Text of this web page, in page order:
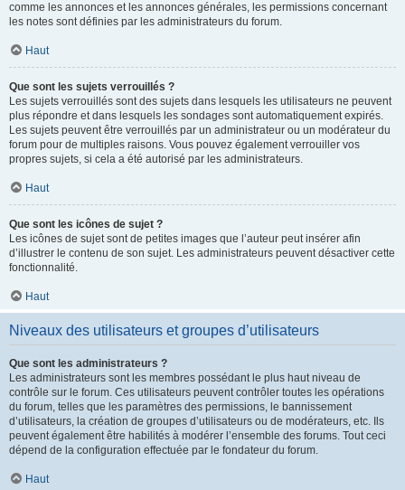
comme les annonces et les annonces générales, les permissions concernant
les notes sont définies par les administrateurs du forum.
Haut
Que sont les sujets verrouillés ?
Les sujets verrouillés sont des sujets dans lesquels les utilisateurs ne peuvent
plus répondre et dans lesquels les sondages sont automatiquement expirés.
Les sujets peuvent être verrouillés par un administrateur ou un modérateur du
forum pour de multiples raisons. Vous pouvez également verrouiller vos
propres sujets, si cela a été autorisé par les administrateurs.
Haut
Que sont les icônes de sujet ?
Les icônes de sujet sont de petites images que l’auteur peut insérer afin
d’illustrer le contenu de son sujet. Les administrateurs peuvent désactiver cette
fonctionnalité.
Haut
Niveaux des utilisateurs et groupes d’utilisateurs
Que sont les administrateurs ?
Les administrateurs sont les membres possédant le plus haut niveau de
contrôle sur le forum. Ces utilisateurs peuvent contrôler toutes les opérations
du forum, telles que les paramètres des permissions, le bannissement
d’utilisateurs, la création de groupes d’utilisateurs ou de modérateurs, etc. Ils
peuvent également être habilités à modérer l’ensemble des forums. Tout ceci
dépend de la configuration effectuée par le fondateur du forum.
Haut